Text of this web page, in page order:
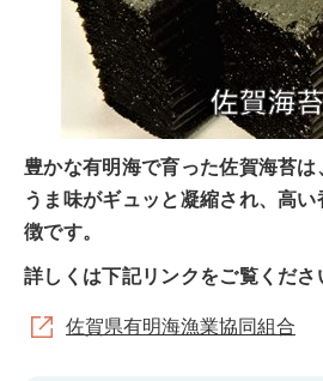
豊かな有明海で育った佐賀海苔は
うま味がギュッと凝縮され、高
徴です。
詳しくは下記リンクをご覧くださ
佐賀県有明海漁業協同組合